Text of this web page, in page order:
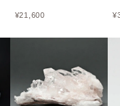
¥21,600 ¥